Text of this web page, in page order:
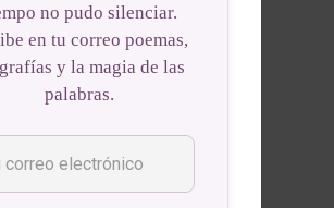
no pudo silenciar.
en tu correo poemas,
y la magia de las
palabras.